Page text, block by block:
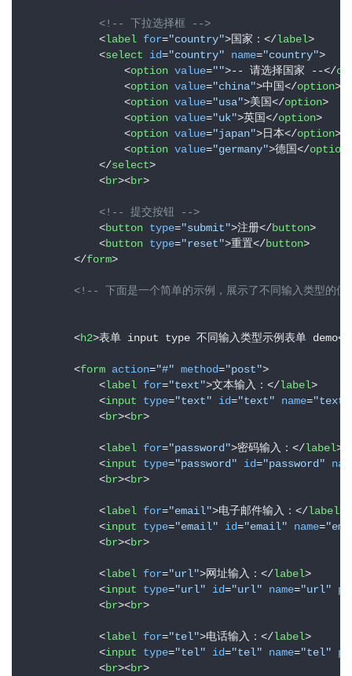
<!-- 下拉选择框 -->
<label for="country">国家： </label>
<select id="country" name="country">
<option value="">-- 请选择国家 --</
<option value="china">中国</option>
<option value="usa">美国</option>
<option value="uk">英国</option>
<option value="japan">日本</option>
<option value="germany">德国</option
</select>
<br><br>
<!-- 提交按钮 -->
<button type="submit">注册</button>
<button type="reset">重置</button>
</form>
<!-- 下面是一个简单的示例，展示了不同输入类型的
<h2>表单 input type 不同输入类型示例表单 demo</
<form action="#" method="post">
<label for="text">文本输入： </label>
<input type="text" id="text" name="text"
<br><br>
<label for="password">密码输入： </label>
<input type="password" id="password"
<br><br>
<label for="email">电子邮件输入： </label>
<input type="email" id="email" name=
<br><br>
<label for="url">网址输入： </label>
<input type="url" id="url" name="url"
<br><br>
<label for="tel">电话输入： </label>
<input type="tel" id="tel" name="tel"
<br><br>